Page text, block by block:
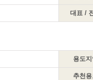
대표 /
용도지
추천